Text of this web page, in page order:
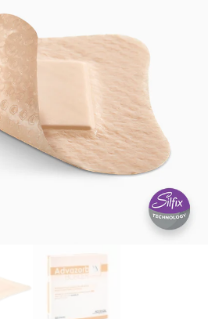
10cm)
–
10
stuks